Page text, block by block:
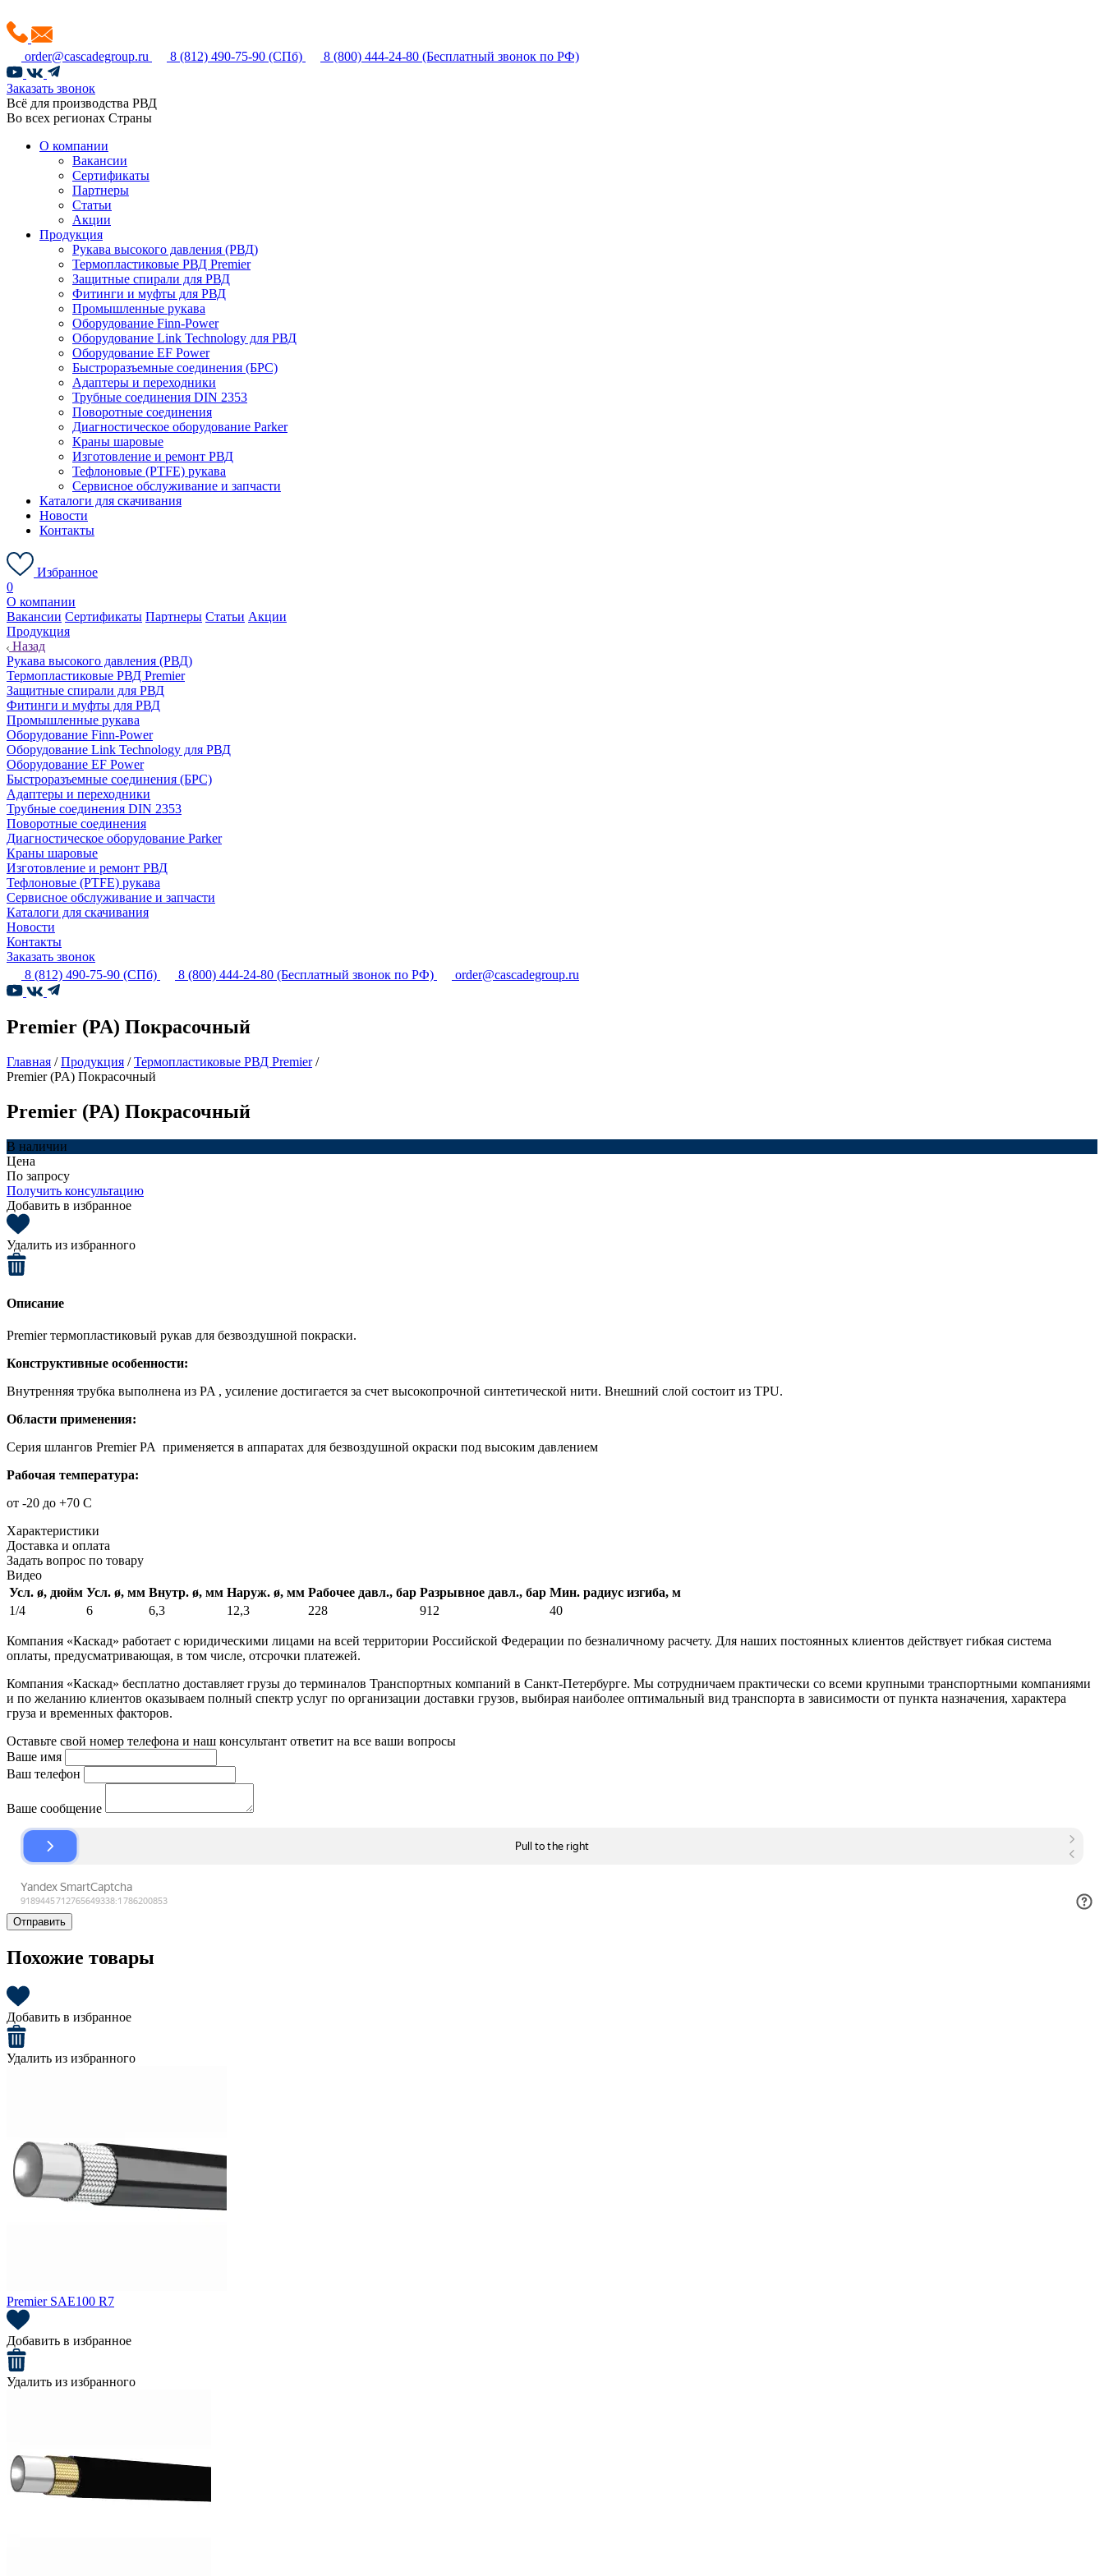
order@cascadegroup.ru 8 (812) 490-75-90 (СПб) 8 (800) 444-24-80 (Бесплатный звонок по РФ)
Заказать звонок
Всё для производства РВД
Во всех регионах Страны
О компании
Вакансии
Сертификаты
Партнеры
Статьи
Акции
Продукция
Рукава высокого давления (РВД)
Термопластиковые РВД Premier
Защитные спирали для РВД
Фитинги и муфты для РВД
Промышленные рукава
Оборудование Finn-Power
Оборудование Link Technology для РВД
Оборудование EF Power
Быстроразъемные соединения (БРС)
Адаптеры и переходники
Трубные соединения DIN 2353
Поворотные соединения
Диагностическое оборудование Parker
Краны шаровые
Изготовление и ремонт РВД
Тефлоновые (PTFE) рукава
Сервисное обслуживание и запчасти
Каталоги для скачивания
Новости
Контакты
Избранное
0
О компании
Вакансии Сертификаты Партнеры Статьи Акции
Продукция
Назад
Рукава высокого давления (РВД)
Термопластиковые РВД Premier
Защитные спирали для РВД
Фитинги и муфты для РВД
Промышленные рукава
Оборудование Finn-Power
Оборудование Link Technology для РВД
Оборудование EF Power
Быстроразъемные соединения (БРС)
Адаптеры и переходники
Трубные соединения DIN 2353
Поворотные соединения
Диагностическое оборудование Parker
Краны шаровые
Изготовление и ремонт РВД
Тефлоновые (PTFE) рукава
Сервисное обслуживание и запчасти
Каталоги для скачивания
Новости
Контакты
Заказать звонок
8 (812) 490-75-90 (СПб) 8 (800) 444-24-80 (Бесплатный звонок по РФ) order@cascadegroup.ru
Premier (PA) Покрасочный
Главная /Продукция /Термопластиковые РВД Premier/
Premier (PA) Покрасочный
Premier (PA) Покрасочный
В наличии
Цена
По запросу
Получить консультацию
Добавить в избранное
Удалить из избранного
Описание
Premier термопластиковый рукав для безвоздушной покраски.
Конструктивные особенности:
Внутренняя трубка выполнена из PA , усиление достигается за счет высокопрочной синтетической нити. Внешний слой состоит из TPU.
Области применения:
Серия шлангов Premier PA применяется в аппаратах для безвоздушной окраски под высоким давлением
Рабочая температура:
от -20 до +70 С
Характеристики
Доставка и оплата
Задать вопрос по товару
Видео
Усл. ø, дюйм Усл. ø, мм Внутр. ø, мм Наруж. ø, мм Рабочее давл., бар Разрывное давл., бар Мин. радиус изгиба, м
1/4
6 6,3 12,3 228 912 40
Компания «Каскад» работает с юридическими лицами на всей территории Российской Федерации по безналичному расчету. Для наших постоянных клиентов действует гибкая система
оплаты, предусматривающая, в том числе, отсрочки платежей.
Компания «Каскад» бесплатно доставляет грузы до терминалов Транспортных компаний в Санкт-Петербурге. Мы сотрудничаем практически со всеми крупными транспортными компаниями
и по желанию клиентов оказываем полный спектр услуг по организации доставки грузов, выбирая наиболее оптимальный вид транспорта в зависимости от пункта назначения, характера
груза и временных факторов.
Оставьте свой номер телефона и наш консультант ответит на все ваши вопросы
Ваше имя
Ваш телефон
Ваше сообщение
Отправить
Похожие товары
Добавить в избранное
Удалить из избранного
Premier SAE100 R7
Добавить в избранное
Удалить из избранного